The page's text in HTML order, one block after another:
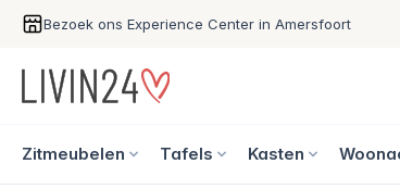
Bezoek ons Experience Center in Amersfoort
Zitmeubelen Tafels Kasten